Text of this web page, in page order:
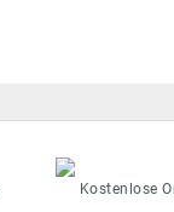
Kostenlose